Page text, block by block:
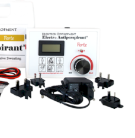
adicionales, la
frente, abdomen,
partes del cuerpo también
y por largo
de dinero en caso
en todo el mundo